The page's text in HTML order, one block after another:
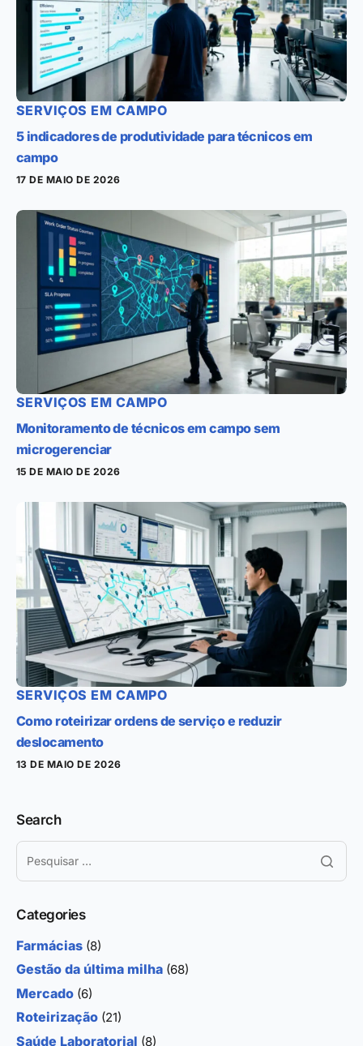
SERVIÇOS EM CAMPO
5 indicadores de produtividade para técnicos em
campo
17 DE MAIO DE 2026
SERVIÇOS EM CAMPO
Monitoramento de técnicos em campo sem
microgerenciar
15 DE MAIO DE 2026
SERVIÇOS EM CAMPO
Como roteirizar ordens de serviço e reduzir
deslocamento
13 DE MAIO DE 2026
Search
Categories
Farmácias (8)
Gestão da última milha (68)
Mercado (6)
Roteirização (21)
Saúde Laboratorial (8)